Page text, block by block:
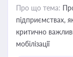
Про що тема:
підприємствах,
критично
мобілізації